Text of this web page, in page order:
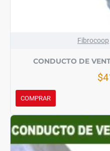
Fibrocoop
CONDUCTO DE
COMPRAR